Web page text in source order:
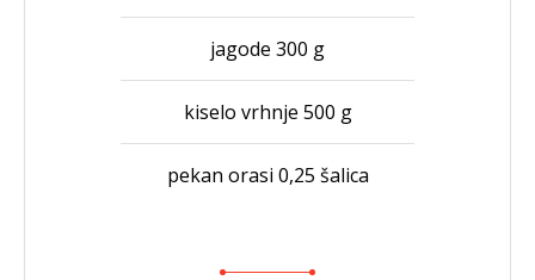
jagode 300 g
kiselo vrhnje 500 g
pekan orasi 0,25 šalica